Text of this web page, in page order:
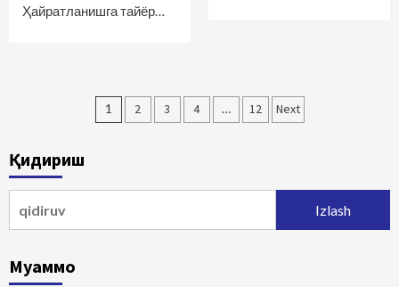
Ҳайратланишга тайёр…
Maqolalar
1 2 3 4 … 12 Next
Қидириш
Муаммо